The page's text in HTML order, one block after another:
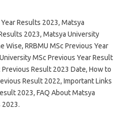
Results 2023, Matsya
2023, Matsya University
Wise, RRBMU MSc Previous Year
MSc Previous Year Result
Result 2023 Date, How to
Result 2022, Important Links
2023, FAQ About Matsya
2023.